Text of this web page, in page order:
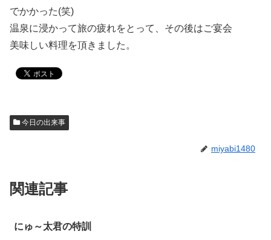
でかかった(笑)
温泉に浸かって旅の疲れをとって、その後はご宴会
美味しい料理を頂きました。
今日の出来事
miyabi1480
関連記事
にゅ～太君の特訓